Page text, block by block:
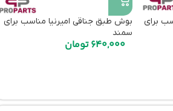
برای
بوش طبق جناقی امیرنیا مناسب برای
سمند
640,000تومان